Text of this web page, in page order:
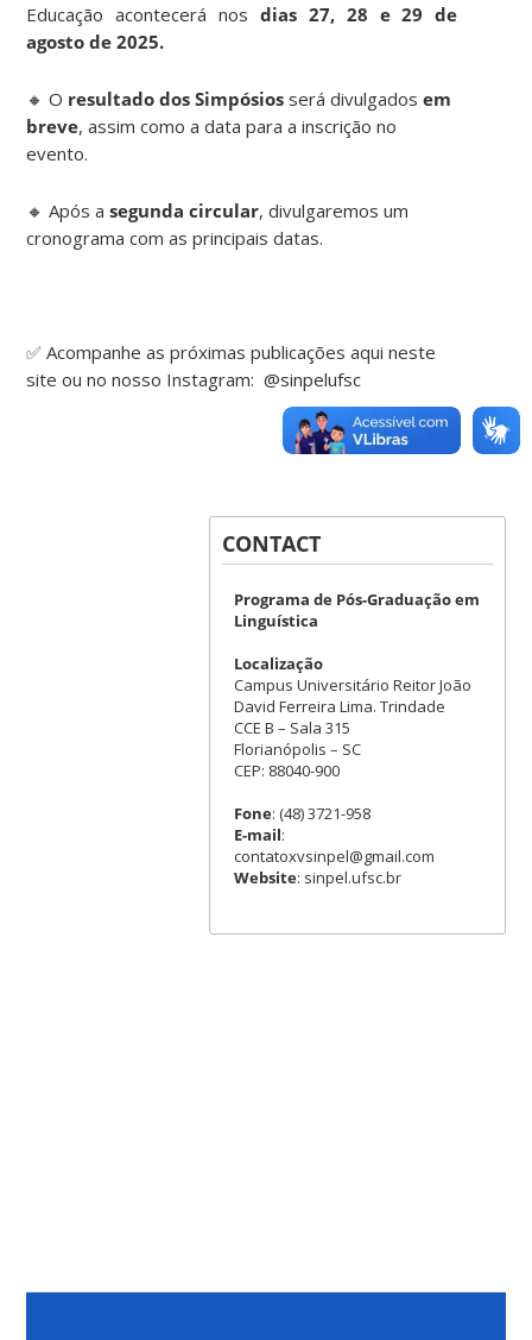
Educação acontecerá nos dias 27, 28 e 29 de
agosto de 2025.
🔸 O resultado dos Simpósios será divulgadosem
breve, assim como a data para a inscrição no
evento.
🔸 Após asegunda circular, divulgaremos um
cronograma com as principais datas.
✅ Acompanhe as próximas publicações aqui neste
site ou no nosso Instagram: @sinpelufsc
CONTACT
Programa de Pós-Graduação em
Linguística
Localização
Campus Universitário Reitor João
David Ferreira Lima. Trindade
CCE B – Sala 315
Florianópolis – SC
CEP: 88040-900
Fone: (48) 3721-958
E-mail:
contatoxvsinpel@gmail.com
Website: sinpel.ufsc.br